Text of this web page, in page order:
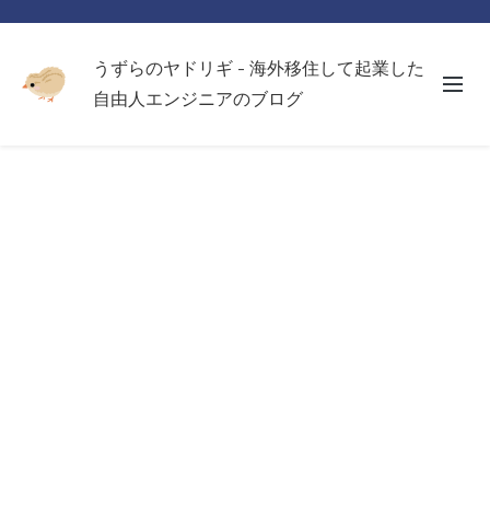
うずらのヤドリギ - 海外移住して起業した
自由人エンジニアのブログ